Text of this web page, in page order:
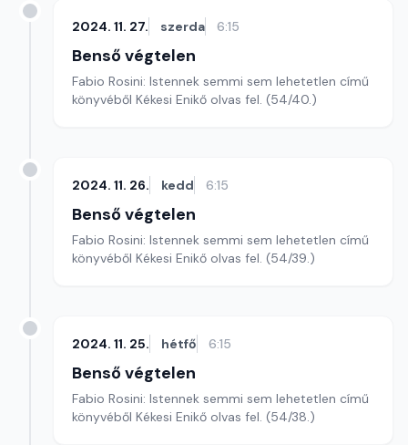
2024. 11. 27. szerda 6:15
Benső végtelen
Fabio Rosini: Istennek semmi sem lehetetlen című
könyvéből Kékesi Enikő olvas fel. (54/40.)
2024. 11. 26. kedd 6:15
Benső végtelen
Fabio Rosini: Istennek semmi sem lehetetlen című
könyvéből Kékesi Enikő olvas fel. (54/39.)
2024. 11. 25. hétfő 6:15
Benső végtelen
Fabio Rosini: Istennek semmi sem lehetetlen című
könyvéből Kékesi Enikő olvas fel. (54/38.)